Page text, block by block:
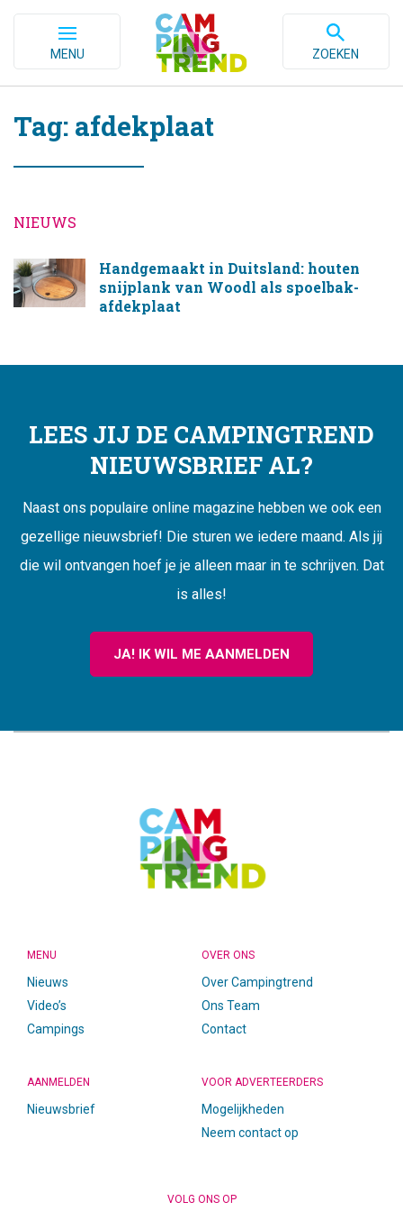
MENU ZOEKEN
Tag: afdekplaat
NIEUWS
Handgemaakt in Duitsland: houten
snijplank van Woodl als spoelbak-
afdekplaat
LEES JIJ DE CAMPINGTREND
NIEUWSBRIEF AL?
Naast ons populaire online magazine hebben we ook een
gezellige nieuwsbrief! Die sturen we iedere maand. Als jij
die wil ontvangen hoef je je alleen maar in te schrijven. Dat
is alles!
JA! IK WIL ME AANMELDEN
MENU
Nieuws
Video’s
Campings
OVER ONS
Over Campingtrend
Ons Team
Contact
AANMELDEN
Nieuwsbrief
VOOR ADVERTEERDERS
Mogelijkheden
Neem contact op
VOLG ONS OP